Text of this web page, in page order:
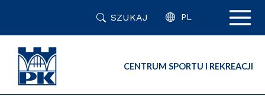
SZUKAJ PL
CENTRUM SPORTU I REKREACJI